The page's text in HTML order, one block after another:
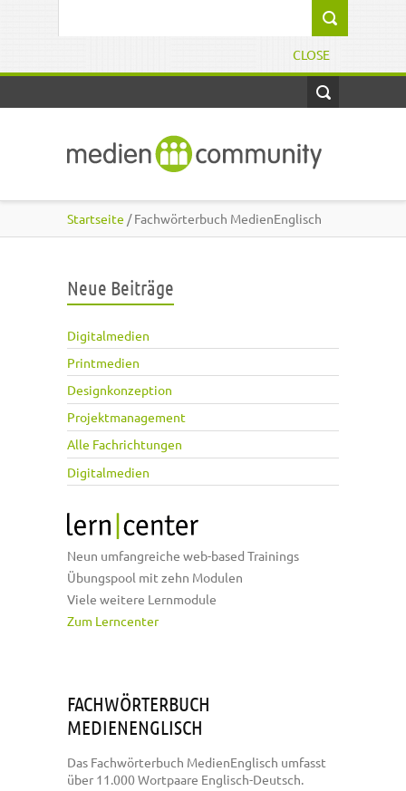
CLOSE
Startseite / Fachwörterbuch MedienEnglisch
Neue Beiträge
Digitalmedien
Printmedien
Designkonzeption
Projektmanagement
Alle Fachrichtungen
Digitalmedien
Neun umfangreiche web-based Trainings
Übungspool mit zehn Modulen
Viele weitere Lernmodule
Zum Lerncenter
FACHWÖRTERBUCH
MEDIENENGLISCH
Das Fachwörterbuch MedienEnglisch umfasst
über 11.000 Wortpaare Englisch-Deutsch.